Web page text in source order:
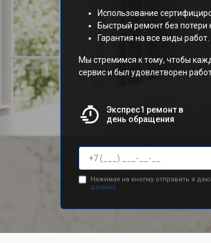
Использование
Быстрый ремонт без потери
Гарантия на все виды работ.
Мы стремимся к тому, чтобы
сервис и был удовлетворен
Экспрес1 ремонт в
день обращения
Нажимая на кнопку отправить я
данных.